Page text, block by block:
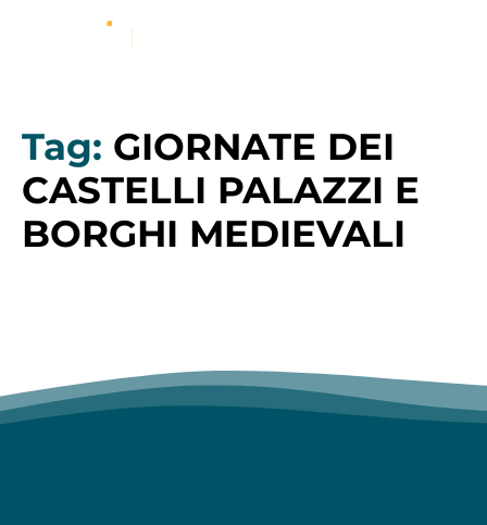
Tag: GIORNATE DEI
CASTELLI PALAZZI E
BORGHI MEDIEVALI